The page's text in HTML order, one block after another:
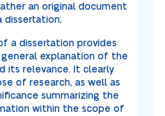
an original document
dissertation;
a dissertation provides
explanation of the
its relevance. It clearly
of research, as well as
summarizing the
within the scope of